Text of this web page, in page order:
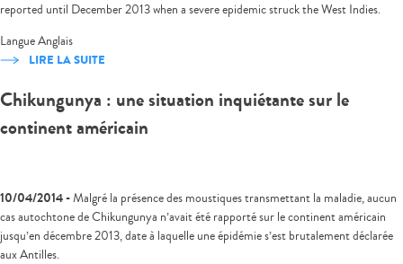
reported until December 2013 when a severe epidemic struck the West Indies.
LangueAnglais
LIRE LA SUITE
Chikungunya : une situation inquiétante sur le
continent américain
10/04/2014 -Malgré la présence des moustiques transmettant la maladie, aucun
cas autochtone de Chikungunya n’avait été rapporté sur le continent américain
jusqu’en décembre 2013, date à laquelle une épidémie s’est brutalement déclarée
aux Antilles.